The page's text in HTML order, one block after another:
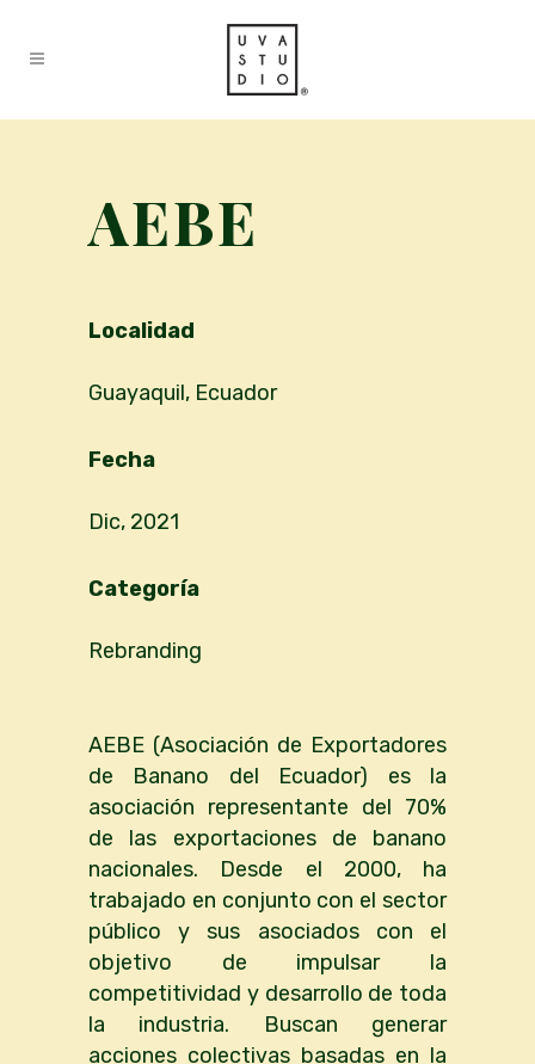
AEBE
Localidad
Guayaquil, Ecuador
Fecha
Dic, 2021
Categoría
Rebranding
AEBE (Asociación de Exportadores
de Banano del Ecuador) es la
asociación representante del 70%
de las exportaciones de banano
nacionales. Desde el 2000, ha
trabajado en conjunto con el sector
público y sus asociados con el
objetivo de impulsar la
competitividad y desarrollo de toda
la industria. Buscan generar
acciones colectivas basadas en la